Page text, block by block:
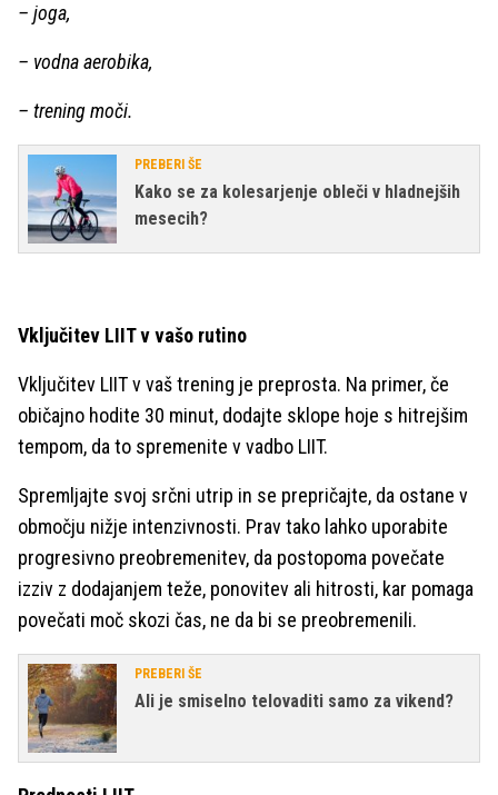
– joga,
– vodna aerobika,
– trening moči.
PREBERI ŠE
Kako se za kolesarjenje obleči v hladnejših
mesecih?
Vključitev LIIT v vašo rutino
Vključitev LIIT v vaš trening je preprosta. Na primer, če
običajno hodite 30 minut, dodajte sklope hoje s hitrejšim
tempom, da to spremenite v vadbo LIIT.
Spremljajte svoj srčni utrip in se prepričajte, da ostane v
območju nižje intenzivnosti. Prav tako lahko uporabite
progresivno preobremenitev, da postopoma povečate
izziv z dodajanjem teže, ponovitev ali hitrosti, kar pomaga
povečati moč skozi čas, ne da bi se preobremenili.
PREBERI ŠE
Ali je smiselno telovaditi samo za vikend?